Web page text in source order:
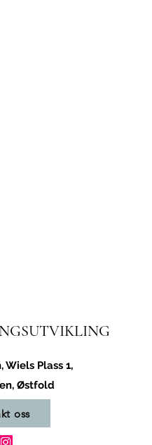
Wiels Plass 1,
Østfold
oss